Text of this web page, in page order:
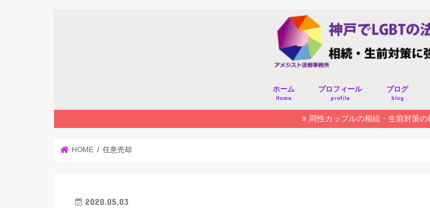
ホーム
Home
プロフィール
profile
ブログ
blog
同性カップルの相続・生前対策の
HOME 任意売却
2020.05.03